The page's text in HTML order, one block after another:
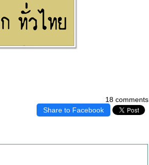
18 comments
Share to Facebook